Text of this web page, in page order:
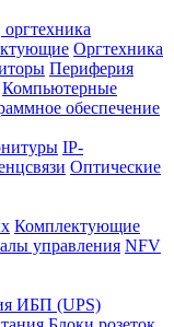
Оргтехника
Периферия
Компьютерные
обеспечение
IP-
Оптические
Комплектующие
управления NFV
ИБП (UPS)